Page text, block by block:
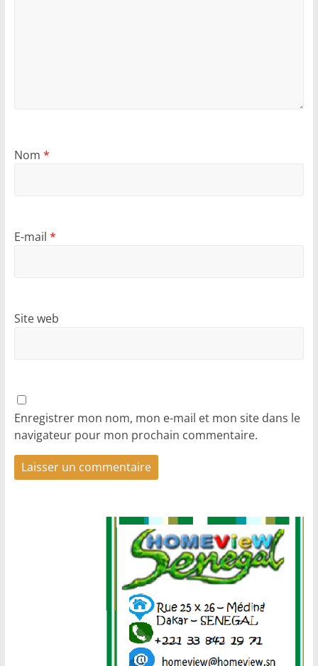
Nom *
E-mail *
Site web
Enregistrer mon nom, mon e-mail et mon site dans le
navigateur pour mon prochain commentaire.